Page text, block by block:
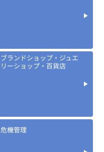
ブランドショップ・ジュエ
リーショップ・百貨店
危機管理